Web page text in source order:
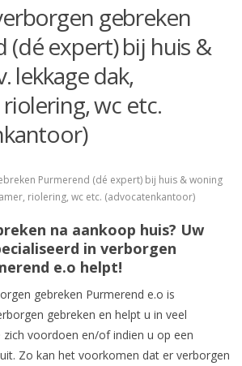
gebreken
(dé expert) bij huis &
lekkage dak,
wc etc.
Purmerend (dé expert) bij huis & woning
riolering, wc etc. (advocatenkantoor)
na aankoop huis? Uw
in verborgen
e.o helpt!
gebreken Purmerend e.o is
gebreken en helpt u in veel
zich voordoen en/of indien u op een
Zo kan het voorkomen dat er verborgen